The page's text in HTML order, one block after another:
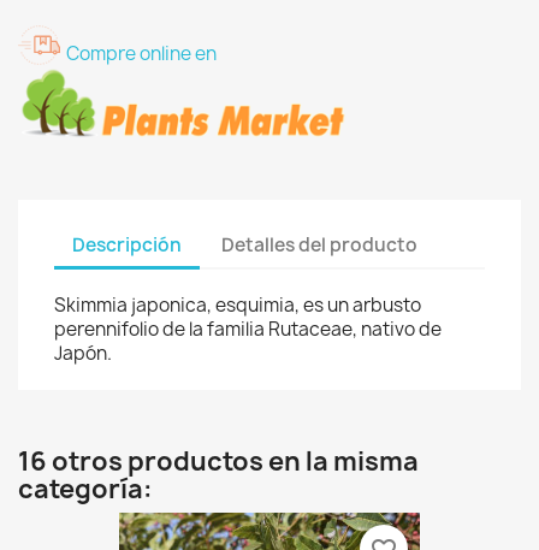
Compre online en
Descripción Detalles del producto
Skimmia japonica, esquimia, es un arbusto
perennifolio de la familia Rutaceae, nativo de
Japón.
16 otros productos en la misma
categoría: